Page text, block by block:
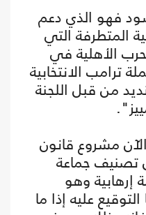
فهو الذي دعم
المتطرفة التي
الأهلية في
ترامب الانتخابية
من قبل اللجنة
مشروع قانون
تصنيف جماعة
إرهابية وهو
عليه إذا ما